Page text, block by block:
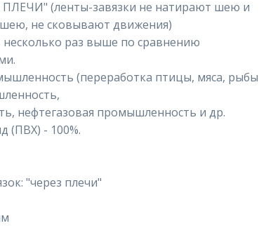
ПЛЕЧИ" (ленты-завязки не натирают шею и
не сковывают движения)
несколько раз выше по сравнению
(переработка птицы, мяса, рыбы
нефтегазовая промышленность и др.
(ПВХ) - 100%.
"через плечи"